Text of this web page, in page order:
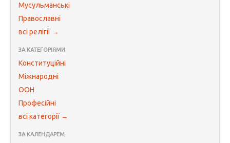
Мусульманські
Православні
всі релігії →
ЗА КАТЕГОРІЯМИ
Конституційні
Міжнародні
ООН
Професійні
всі категорії →
ЗА КАЛЕНДАРЕМ